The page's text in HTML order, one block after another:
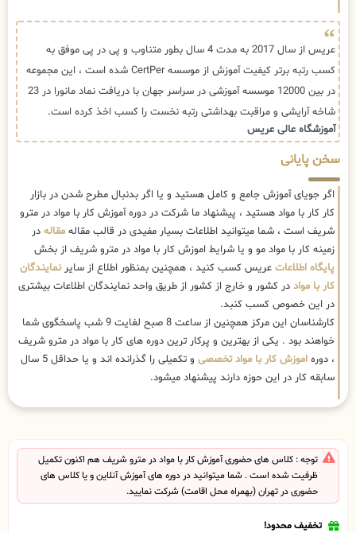
عریس از سال 2017 به مدت 4 سال بطور متناوب و پی در پی موفق به
کسب رتبه برتر کیفیت آموزش از موسسه CertPer شده است ، این مجموعه
در بین 12000 موسسه آموزشی در سراسر جهان با دریافت نماد مانورا در 23
شاخه آرایشی و مراقبت بهداشتی رتبه نخست را کسب اخذ کرده است.
آموزشگاه عالی عریس
سخن پایانی
اگر جویای آموزش جامع و کامل هستید و یا اگر بدنبال مطرح شدن در بازار
کار کار با مواد هستید ، پیشنهاد ما شرکت در دوره آموزش کار با مواد در مترو
شریف است ، شما میتوانید اطلاعات بسیار مفیدی در قالب مقاله مقاله در
زمینه کار با مواد مو و یا شرایط اموزش کار با مواد در مترو شریف از بخش
پایگاه اطلاعات عریس کسب کنید ، همچنین بمنظور اطلاع از سایرنمایندگان
کار با مواد در کشور و خارج از کشور از طریق واحد نمایندگان اطلاعات بیشتری
در این خصوص کسب کنبد.
کارشناسان این مرکز همچنین از ساعت 8 صبح لغایت 9 شب پاسخگوی شما
خواهند بود . یکی از بهترین و پرکار ترین دوره های کار با مواد در مترو شریف
، دوره اموزش کار با مواد تخصصی
و تکمیلی را گذرانده اند و یا حداقل 5 سال
سابقه کار در این حوزه دارند پیشنهاد میشود.
توجه : کلاس های حضوری آموزش کار با مواد در مترو شریف هم اکنون تکمیل
ظرفیت شده است . شما میتوانید در دوره های آموزش آنلاین و یا کلاس های
حضوری در تهران (بهمراه محل اقامت) شرکت نمایید.
تخفیف محدود!